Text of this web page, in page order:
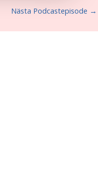
Nästa Podcastepisode →